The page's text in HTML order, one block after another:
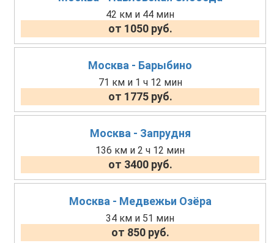
42 км и 44 мин
от 1050 руб.
Москва - Барыбино
71 км и 1 ч 12 мин
от 1775 руб.
Москва - Запрудня
136 км и 2 ч 12 мин
от 3400 руб.
Москва - Медвежьи Озёра
34 км и 51 мин
от 850 руб.